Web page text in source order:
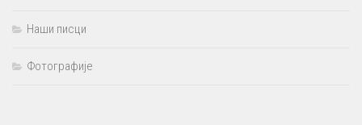
Наши писци
Фотографије